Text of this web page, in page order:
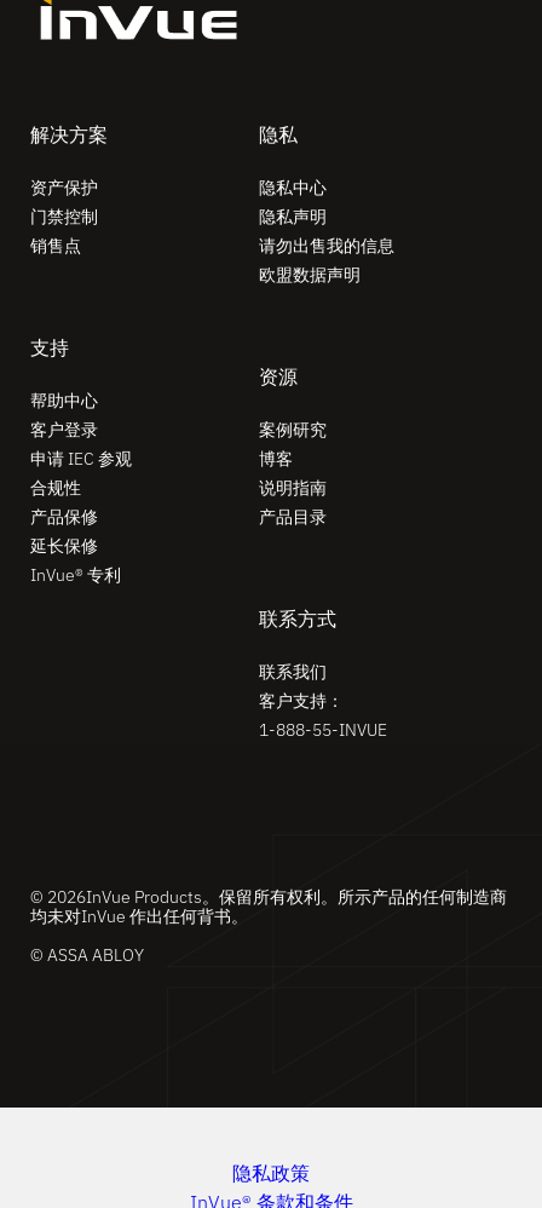
解决方案
资产保护
门禁控制
销售点
支持
帮助中心
客户登录
申请 IEC 参观
合规性
产品保修
延长保修
InVue® 专利
隐私
隐私中心
隐私声明
请勿出售我的信息
欧盟数据声明
资源
案例研究
博客
说明指南
产品目录
联系方式
联系我们
客户支持：
1-888-55-INVUE
© 2026InVue Products。保留所有权利。所示产品的任何制造商
均未对InVue 作出任何背书。
© ASSA ABLOY
隐私政策
InVue® 条款和条件